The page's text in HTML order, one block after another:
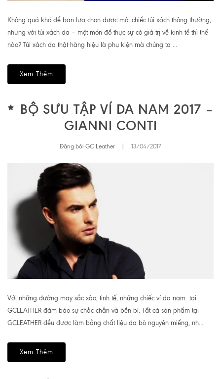
Không quá khó để bạn lựa chọn được một chiếc túi xách thông thường,
nhưng với túi xách da – một món đồ thực sự có giá trị về kinh tế thì thế
nào? Túi xách da thật hàng hiệu là phụ kiện mà chúng ta ...
Xem Thêm
BỘ SƯU TẬP VÍ DA NAM 2017 –
GIANNI CONTI
Đăng bởi GC Leather 13/04/2017
Với những đường may sắc xảo, tinh tế, những chiếc ví da nam tại
GCLEATHER đảm bảo sự chắc chắn và bền bỉ. Tất cả sản phẩm tại
GCLEATHER đều được làm bằng chất liệu da bò nguyên miếng, nh...
Xem Thêm